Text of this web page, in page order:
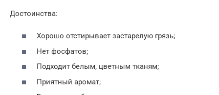
Достоинства:
Хорошо отстирывает застарелую грязь;
Нет фосфатов;
Подходит белым, цветным тканям;
Приятный аромат;